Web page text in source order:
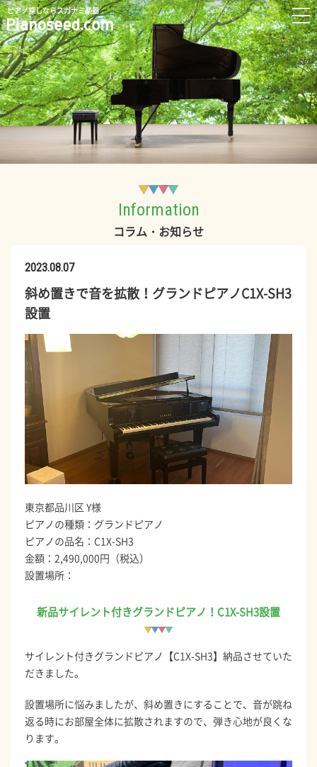
ピアノ探しならスガナミ楽器
Information
コラム・お知らせ
2023.08.07
斜め置きで音を拡散！グランドピアノC1X-SH3
設置
東京都品川区 Y様
ピアノの種類：グランドピアノ
ピアノの品名：C1X-SH3
金額：2,490,000円（税込）
設置場所：
新品サイレント付きグランドピアノ！C1X-SH3設置
サイレント付きグランドピアノ【C1X-SH3】納品させていた
だきました。
設置場所に悩みましたが、斜め置きにすることで、音が跳ね
返る時にお部屋全体に拡散されますので、弾き心地が良くな
ります。